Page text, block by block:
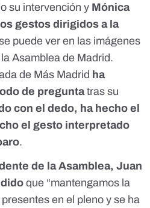
su intervención y Mónica
gestos dirigidos a la
puede ver en las imágenes
Asamblea de Madrid.
de Más Madrid ha
de preguntatras su
con el dedo, ha hecho el
el gesto interpretado
.
de la Asamblea, Juan
que “mantengamos la
en el pleno y se ha